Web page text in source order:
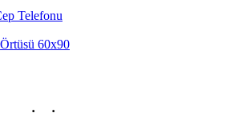
Telefonu
60x90